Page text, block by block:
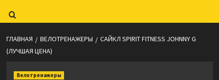
ГЛАВНАЯ ВЕЛОТРЕНАЖЕРЫ
САЙКЛ SPIRIT FITNESS JOHNNY G
(ЛУЧШАЯ ЦЕНА)
Велотренажеры